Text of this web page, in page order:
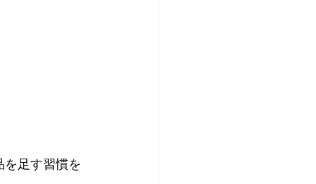
足す習慣を